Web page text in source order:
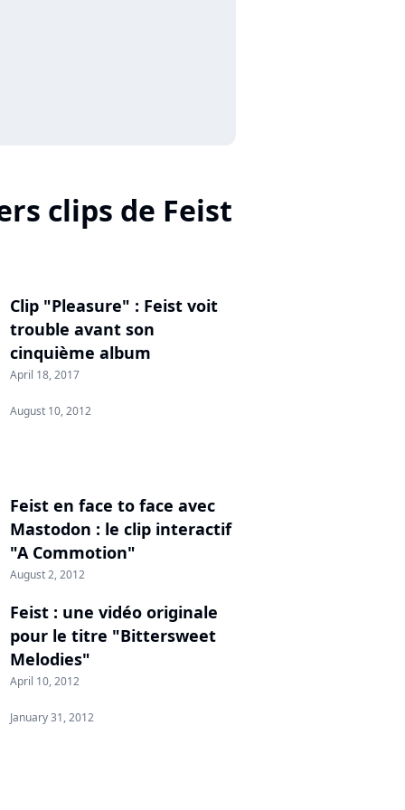
clips de Feist
Clip "Pleasure" : Feist voit
trouble avant son
cinquième album
April 18, 2017
August 10, 2012
Feist en face to face avec
Mastodon : le clip interactif
"A Commotion"
August 2, 2012
Feist : une vidéo originale
pour le titre "Bittersweet
Melodies"
April 10, 2012
January 31, 2012